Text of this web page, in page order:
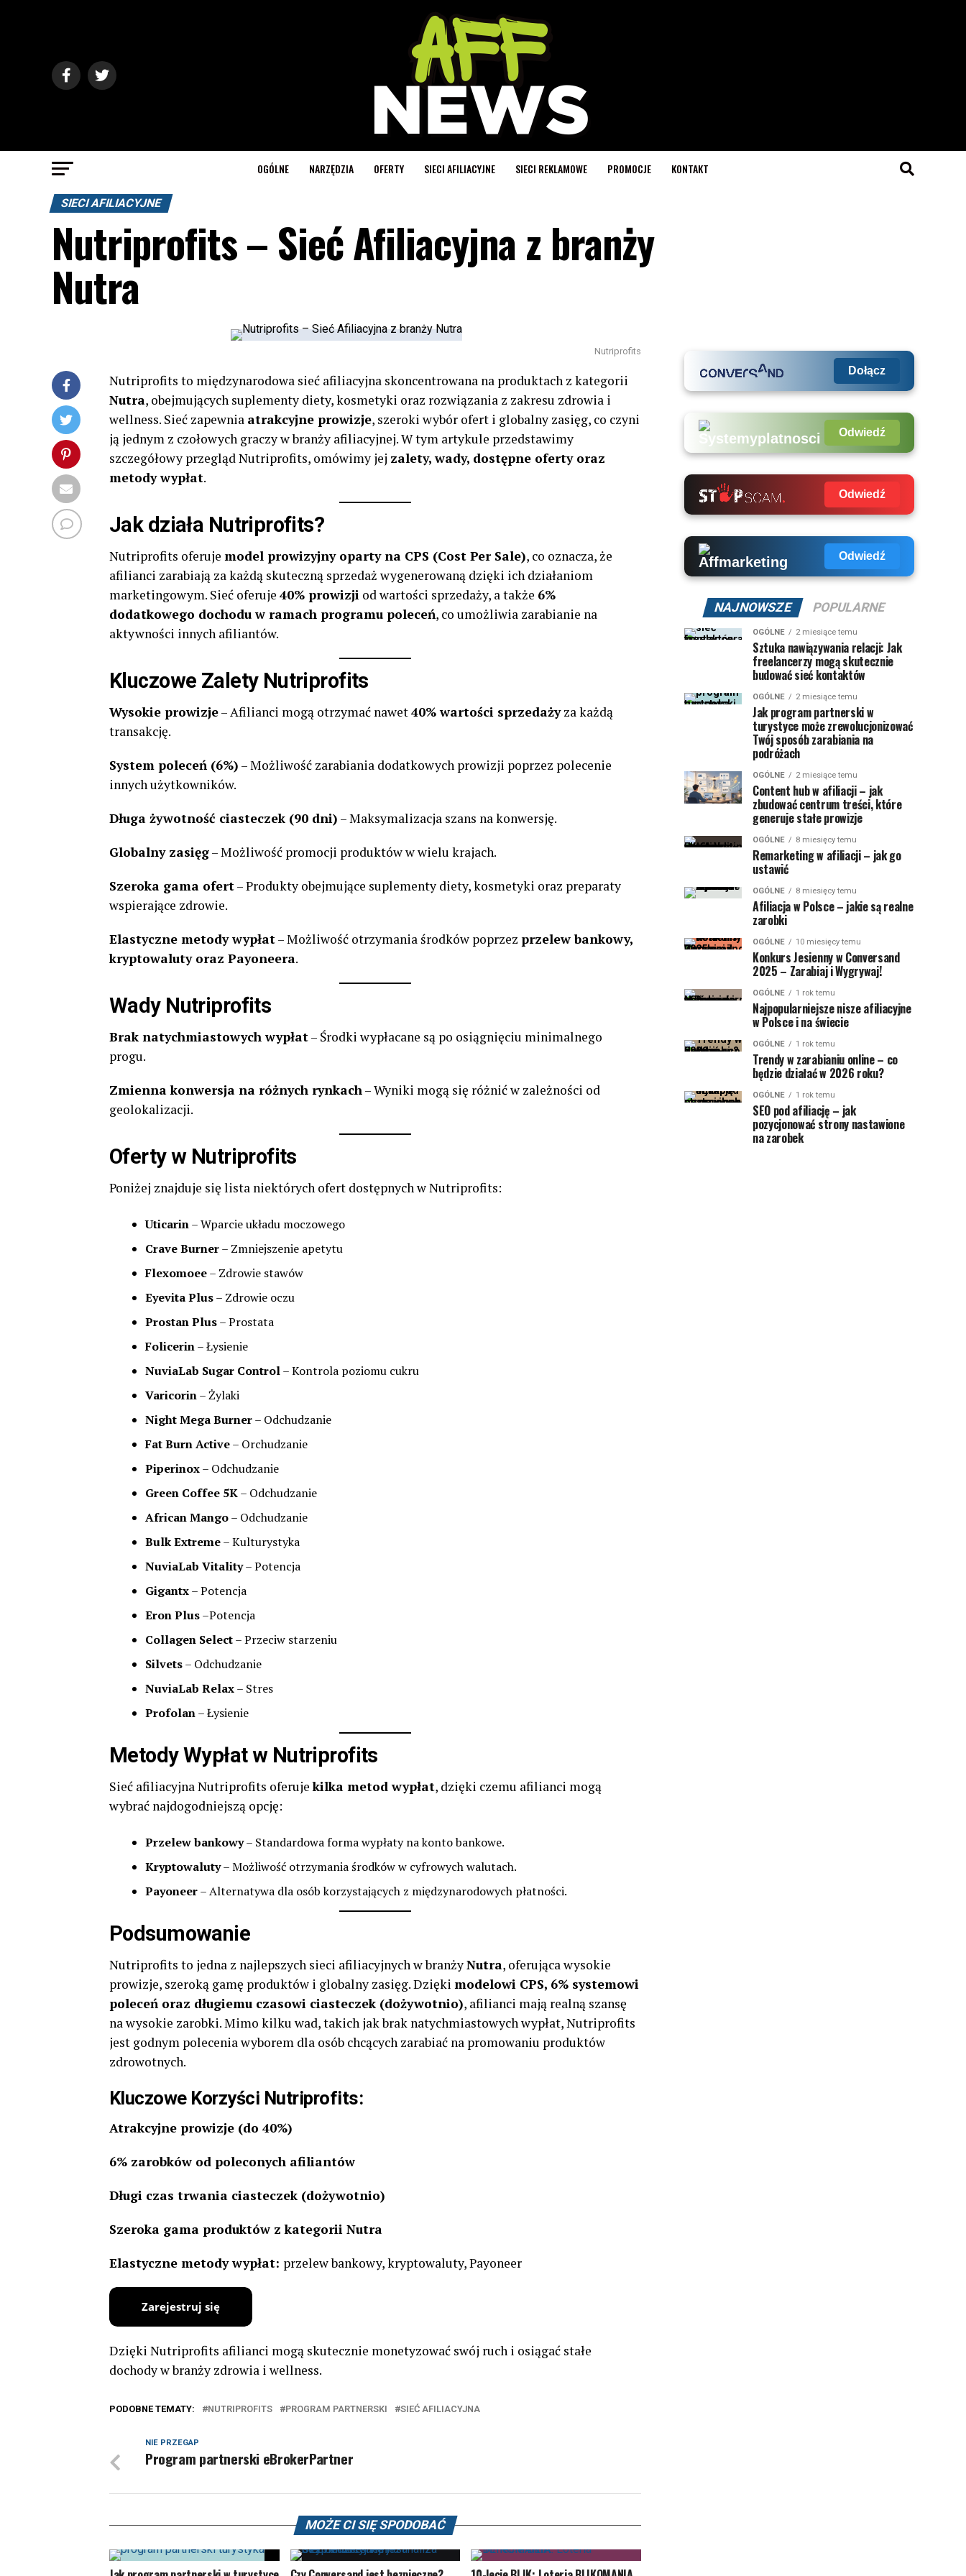
OGÓLNE NARZĘDZIA OFERTY SIECI AFILIACYJNE SIECI REKLAMOWE PROMOCJE KONTAKT
SIECI AFILIACYJNE
Nutriprofits – Sieć Afiliacyjna z branży
Nutra
Nutriprofits
Nutriprofits to międzynarodowa sieć afiliacyjna skoncentrowana na produktach z kategorii
Nutra, obejmujących suplementy diety, kosmetyki oraz rozwiązania z zakresu zdrowia i
wellness. Sieć zapewnia atrakcyjne prowizje, szeroki wybór ofert i globalny zasięg, co czyni
ją jednym z czołowych graczy w branży afiliacyjnej. W tym artykule przedstawimy
szczegółowy przegląd Nutriprofits, omówimy jej zalety, wady, dostępne oferty oraz
metody wypłat.
Jak działa Nutriprofits?
Nutriprofits oferuje model prowizyjny oparty na CPS (Cost Per Sale), co oznacza, że
afilianci zarabiają za każdą skuteczną sprzedaż wygenerowaną dzięki ich działaniom
marketingowym. Sieć oferuje 40% prowizji od wartości sprzedaży, a także 6%
dodatkowego dochodu w ramach programu poleceń, co umożliwia zarabianie na
aktywności innych afiliantów.
Kluczowe Zalety Nutriprofits
Wysokie prowizje– Afilianci mogą otrzymać nawet40% wartości sprzedażyza każdą
transakcję.
System poleceń (6%) – Możliwość zarabiania dodatkowych prowizji poprzez polecenie
innych użytkowników.
Długa żywotność ciasteczek (90 dni) – Maksymalizacja szans na konwersję.
Globalny zasięg– Możliwość promocji produktów w wielu krajach.
Szeroka gama ofert– Produkty obejmujące suplementy diety, kosmetyki oraz preparaty
wspierające zdrowie.
Elastyczne metody wypłat– Możliwość otrzymania środków poprzez przelew bankowy,
kryptowaluty oraz Payoneera.
Wady Nutriprofits
Brak natychmiastowych wypłat– Środki wypłacane są po osiągnięciu minimalnego
progu.
Zmienna konwersja na różnych rynkach– Wyniki mogą się różnić w zależności od
geolokalizacji.
Oferty w Nutriprofits
Poniżej znajduje się lista niektórych ofert dostępnych w Nutriprofits:
Uticarin– Wparcie układu moczowego
Crave Burner– Zmniejszenie apetytu
Flexomoee– Zdrowie stawów
Eyevita Plus– Zdrowie oczu
Prostan Plus– Prostata
Folicerin– Łysienie
NuviaLab Sugar Control– Kontrola poziomu cukru
Varicorin– Żylaki
Night Mega Burner– Odchudzanie
Fat Burn Active– Orchudzanie
Piperinox– Odchudzanie
Green Coffee 5K– Odchudzanie
African Mango– Odchudzanie
Bulk Extreme– Kulturystyka
NuviaLab Vitality– Potencja
Gigantx– Potencja
Eron Plus–Potencja
Collagen Select– Przeciw starzeniu
Silvets– Odchudzanie
NuviaLab Relax– Stres
Profolan– Łysienie
Metody Wypłat w Nutriprofits
Sieć afiliacyjna Nutriprofits oferujekilka metod wypłat, dzięki czemu afilianci mogą
wybrać najdogodniejszą opcję:
Przelew bankowy– Standardowa forma wypłaty na konto bankowe.
Kryptowaluty– Możliwość otrzymania środków w cyfrowych walutach.
Payoneer– Alternatywa dla osób korzystających z międzynarodowych płatności.
Podsumowanie
Nutriprofits to jedna z najlepszych sieci afiliacyjnych w branżyNutra, oferująca wysokie
prowizje, szeroką gamę produktów i globalny zasięg. Dzięki modelowi CPS, 6% systemowi
poleceń oraz długiemu czasowi ciasteczek (dożywotnio), afilianci mają realną szansę
na wysokie zarobki. Mimo kilku wad, takich jak brak natychmiastowych wypłat, Nutriprofits
jest godnym polecenia wyborem dla osób chcących zarabiać na promowaniu produktów
zdrowotnych.
Kluczowe Korzyści Nutriprofits:
Atrakcyjne prowizje (do 40%)
6% zarobków od poleconych afiliantów
Długi czas trwania ciasteczek (dożywotnio)
Szeroka gama produktów z kategorii Nutra
Elastyczne metody wypłat: przelew bankowy, kryptowaluty, Payoneer
Dzięki Nutriprofits afilianci mogą skutecznie monetyzować swój ruch i osiągać stałe
dochody w branży zdrowia i wellness.
PODOBNE TEMATY: NUTRIPROFITS PROGRAM PARTNERSKI SIEĆ AFILIACYJNA
NIE PRZEGAP
Program partnerski eBrokerPartner
MOŻE CI SIĘ SPODOBAĆ
Dołącz
Odwiedź
Odwiedź
Odwiedź
NAJNOWSZE POPULARNE
OGÓLNE 2 miesiące temu
Sztuka nawiązywania relacji: Jak
freelancerzy mogą skutecznie
budować sieć kontaktów
OGÓLNE 2 miesiące temu
Jak program partnerski w
turystyce może zrewolucjonizować
Twój sposób zarabiania na
podróżach
OGÓLNE 2 miesiące temu
Content hub w afiliacji – jak
zbudować centrum treści, które
generuje stałe prowizje
OGÓLNE 8 miesięcy temu
Remarketing w afiliacji – jak go
ustawić
OGÓLNE 8 miesięcy temu
Afiliacja w Polsce – jakie są realne
zarobki
OGÓLNE 10 miesięcy temu
Konkurs Jesienny w Conversand
2025 – Zarabiaj i Wygrywaj!
OGÓLNE 1 rok temu
Najpopularniejsze nisze afiliacyjne
w Polsce i na świecie
OGÓLNE 1 rok temu
Trendy w zarabianiu online – co
będzie działać w 2026 roku?
OGÓLNE 1 rok temu
SEO pod afiliację – jak
pozycjonować strony nastawione
na zarobek